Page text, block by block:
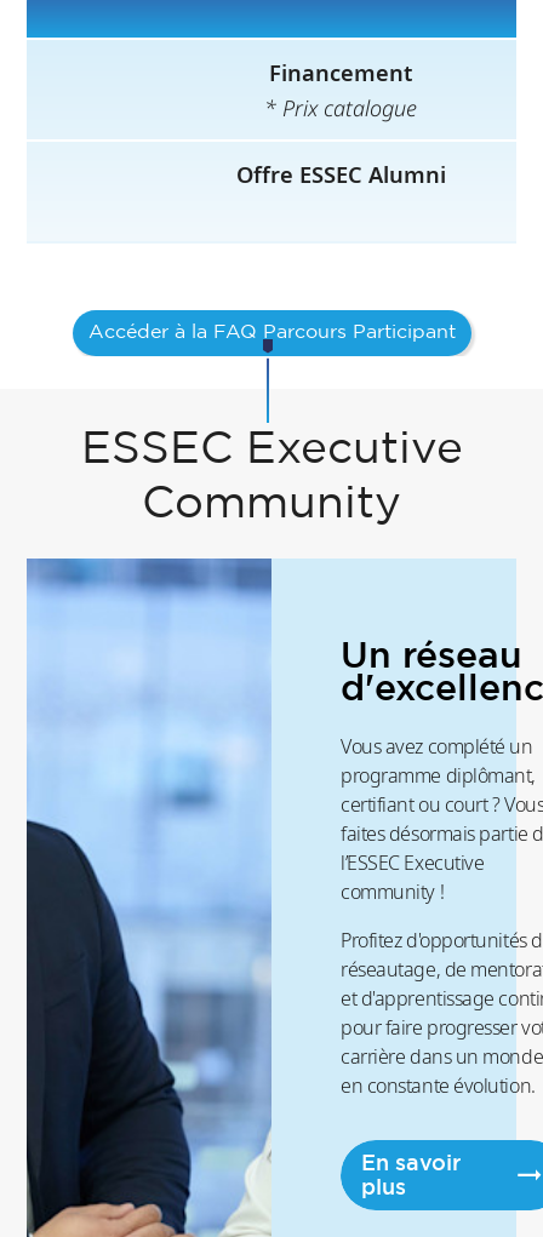
Financement
* Prix catalogue
Offre ESSEC Alumni
Accéder à la FAQ Parcours Participant
ESSEC Executive
Community
Un réseau
Vous avez complété un
programme diplômant,
certifiant ou court ?
faites désormais partie
l’ESSEC Executive
community !
Profitez d'opportunités
réseautage, de
et d'apprentissage
pour faire progresser
carrière dans un monde
en constante évolution.
En savoir
plus